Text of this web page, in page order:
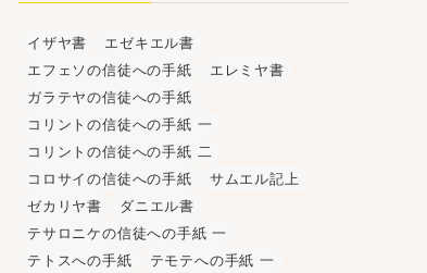
イザヤ書
エゼキエル書
エフェソの信徒への手紙
エレミヤ書
ガラテヤの信徒への手紙
コリントの信徒への手紙 一
コリントの信徒への手紙 二
コロサイの信徒への手紙
サムエル記上
ゼカリヤ書
ダニエル書
テサロニケの信徒への手紙 一
テトスへの手紙
テモテへの手紙 一